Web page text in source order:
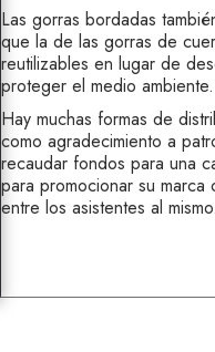
Las gorras bordadas
que la de las gorras de
reutilizables en lugar de
proteger el medio ambiente.
Hay muchas formas de
como agradecimiento a
recaudar fondos para una
para promocionar su
entre los asistentes al mismo.